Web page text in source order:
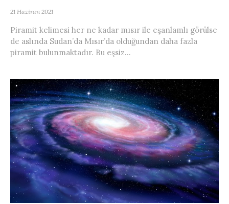
21 Haziran 2021
Piramit kelimesi her ne kadar mısır ile eşanlamlı görülse
de aslında Sudan’da Mısır’da olduğundan daha fazla
piramit bulunmaktadır. Bu eşsiz...